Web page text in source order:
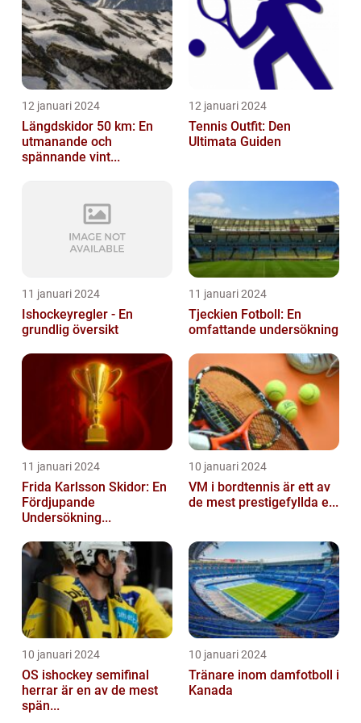
12 januari 2024
Längdskidor 50 km: En
utmanande och
spännande vint...
12 januari 2024
Tennis Outfit: Den
Ultimata Guiden
11 januari 2024
Ishockeyregler - En
grundlig översikt
11 januari 2024
Tjeckien Fotboll: En
omfattande undersökning
11 januari 2024
Frida Karlsson Skidor: En
Fördjupande
Undersökning...
10 januari 2024
VM i bordtennis är ett av
de mest prestigefyllda e...
10 januari 2024
OS ishockey semifinal
herrar är en av de mest
spän...
10 januari 2024
Tränare inom damfotboll i
Kanada